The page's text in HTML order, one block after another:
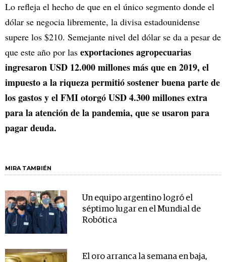
Lo refleja el hecho de que en el único segmento donde el
dólar se negocia libremente, la divisa estadounidense
supere los $210. Semejante nivel del dólar se da a pesar de
que este año por las exportaciones agropecuarias
ingresaron USD 12.000 millones más que en 2019, el
impuesto a la riqueza permitió sostener buena parte de
los gastos y el FMI otorgó USD 4.300 millones extra
para la atención de la pandemia, que se usaron para
pagar deuda.
MIRA TAMBIÉN
Un equipo argentino logró el
séptimo lugar en el Mundial de
Robótica
El oro arranca la semana en baja,